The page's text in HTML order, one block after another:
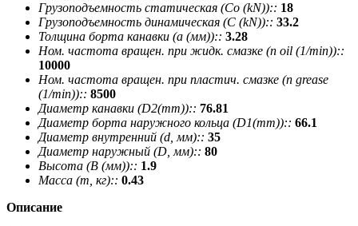
Грузоподъемность статическая (Co (kN)):: 18
Грузоподъемность динамическая (C (kN)):: 33.2
Толщина борта канавки (a (мм)):: 3.28
Ном. частота вращен. при жидк. смазке (n oil (1/min))::
10000
Ном. частота вращен. при пластич. смазке (n grease
(1/min)):: 8500
Диаметр канавки (D2(mm)):: 76.81
Диаметр борта наружного кольца (D1(mm)):: 66.1
Диаметр внутренний (d, мм):: 35
Диаметр наружный (D, мм):: 80
Высота (В (мм)):: 1.9
Масса (m, кг):: 0.43
Описание